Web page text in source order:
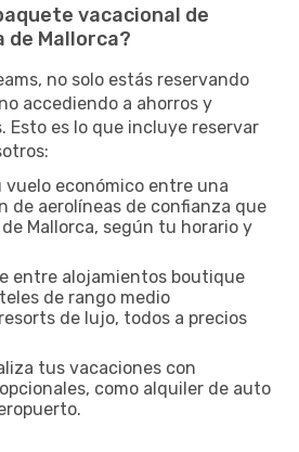
vacacional de
de Mallorca?
no solo estás reservando
accediendo a ahorros y
Esto es lo que incluye reservar
vuelo económico entre una
de aerolíneas de confianza que
Mallorca, según tu horario y
entre alojamientos boutique
de rango medio
de lujo, todos a precios
tus vacaciones con
como alquiler de auto